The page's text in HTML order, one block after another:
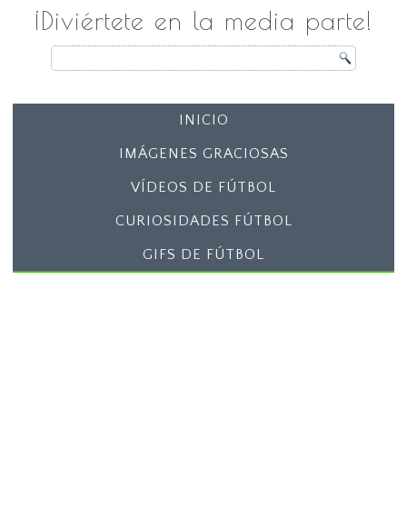
¡Diviértete en la media parte!
INICIO
IMÁGENES GRACIOSAS
VÍDEOS DE FÚTBOL
CURIOSIDADES FÚTBOL
GIFS DE FÚTBOL